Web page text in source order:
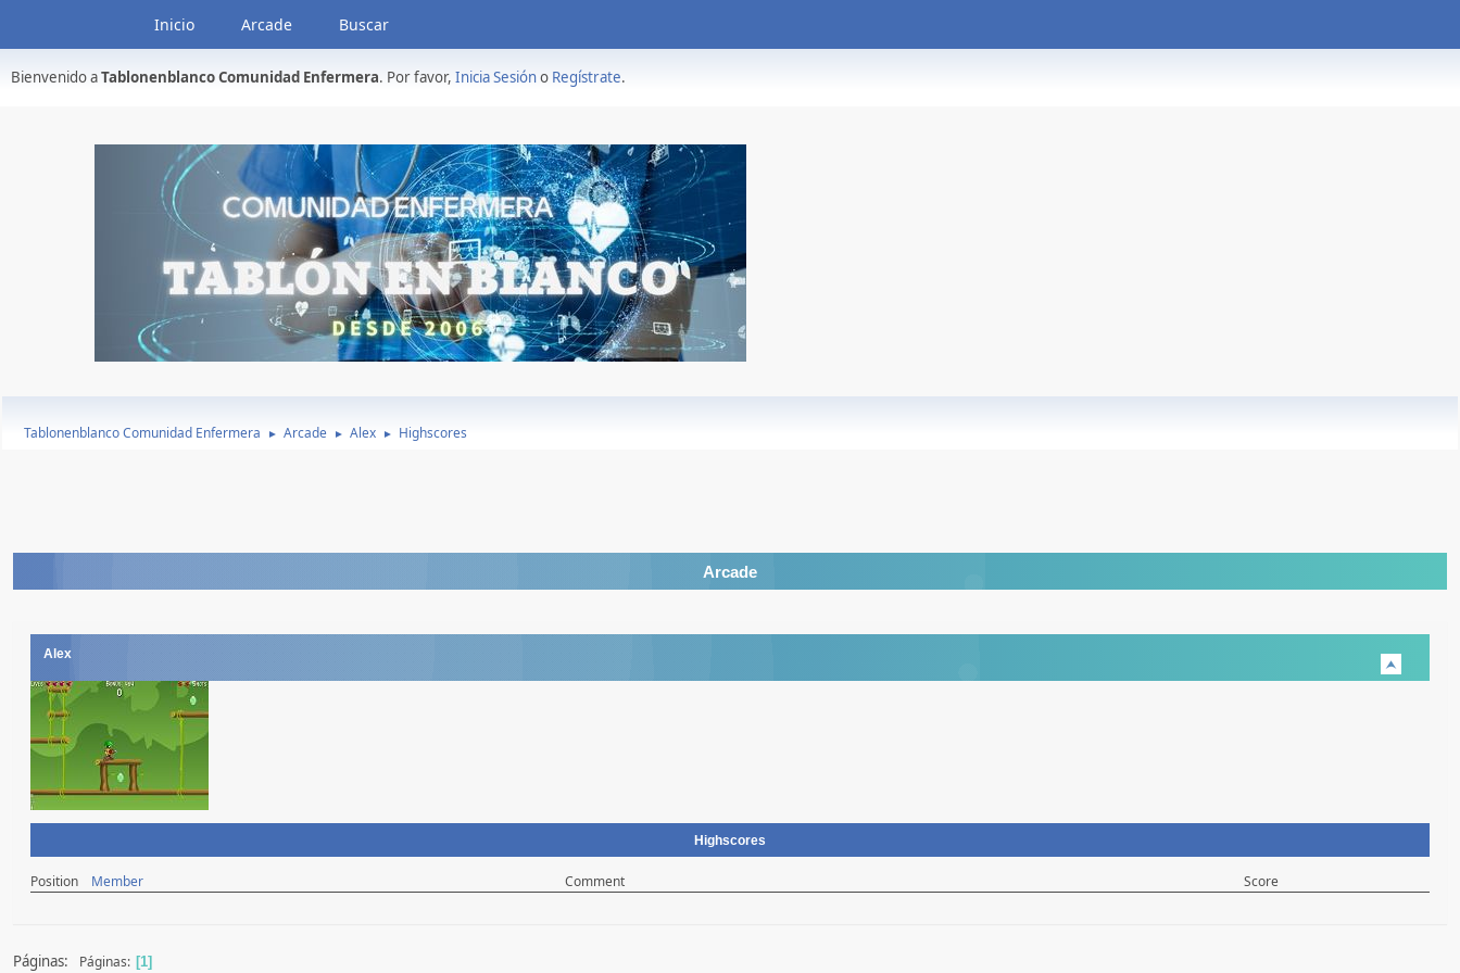
Inicio Arcade Buscar
Bienvenido aTablonenblanco Comunidad Enfermera. Por favor, Inicia Sesióno Regístrate.
Tablonenblanco Comunidad Enfermera ► Arcade ► Alex ► Highscores
Arcade
Alex
Highscores
Position Member Comment Score
Páginas: Páginas 1